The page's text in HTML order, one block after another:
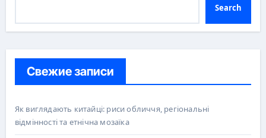
Search
Свежие записи
Як виглядають китайці: риси обличчя, регіональні
відмінності та етнічна мозаїка